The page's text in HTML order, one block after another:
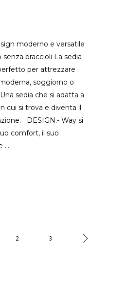
moderno e versatile
braccioli La sedia
per attrezzare
soggiorno o
sedia che si adatta a
cui si trova e diventa il
DESIGN.- Way si
comfort, il suo
2 3